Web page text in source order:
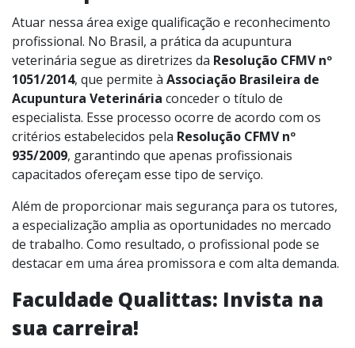
Atuar nessa área exige qualificação e reconhecimento
profissional. No Brasil, a prática da acupuntura
veterinária segue as diretrizes da Resolução CFMV nº
1051/2014, que permite à Associação Brasileira de
Acupuntura Veterinária conceder o título de
especialista. Esse processo ocorre de acordo com os
critérios estabelecidos pela Resolução CFMV nº
935/2009, garantindo que apenas profissionais
capacitados ofereçam esse tipo de serviço.
Além de proporcionar mais segurança para os tutores,
a especialização amplia as oportunidades no mercado
de trabalho. Como resultado, o profissional pode se
destacar em uma área promissora e com alta demanda.
Faculdade Qualittas: Invista na
sua carreira!